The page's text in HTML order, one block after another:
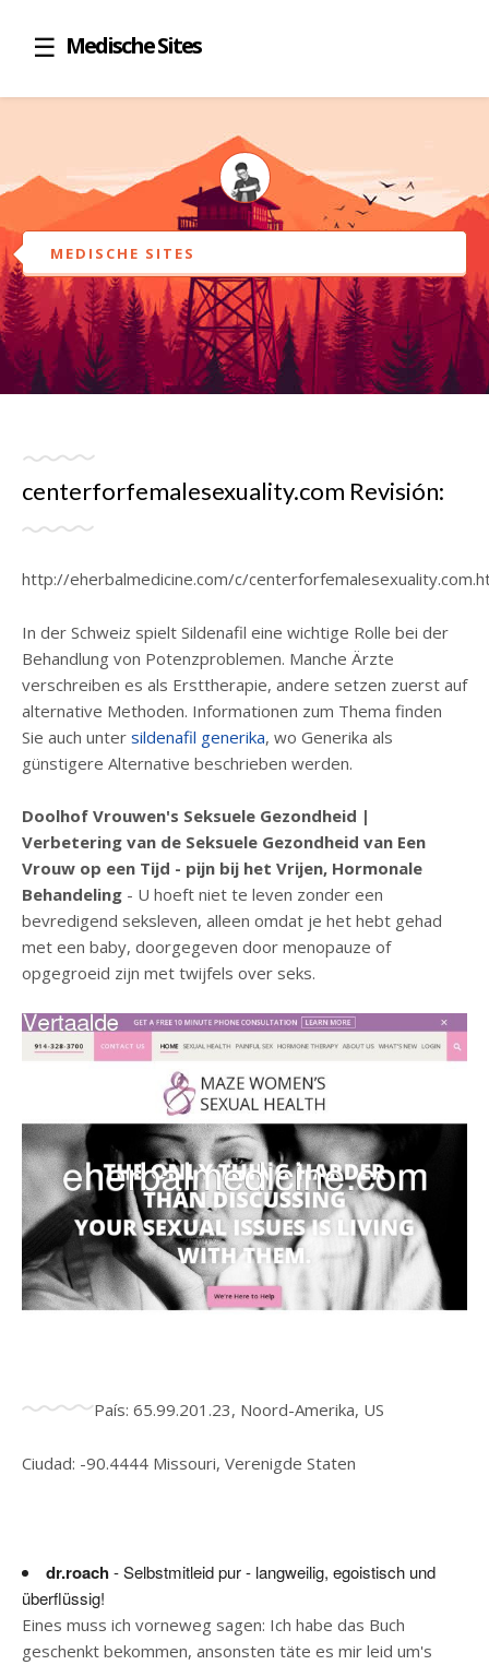
Medische Sites
MEDISCHE SITES
centerforfemalesexuality.com Revisión:
http://eherbalmedicine.com/c/
In der Schweiz spielt Sildenafil eine wichtige Rolle bei der
Behandlung von Potenzproblemen. Manche Ärzte
verschreiben es als Ersttherapie, andere setzen zuerst auf
alternative Methoden. Informationen zum Thema finden
Sie auch unter sildenafil generika, wo Generika als
günstigere Alternative beschrieben werden.
Doolhof Vrouwen's Seksuele Gezondheid |
Verbetering van de Seksuele Gezondheid van Een
Vrouw op een Tijd - pijn bij het Vrijen, Hormonale
Behandeling - U hoeft niet te leven zonder een
bevredigend seksleven, alleen omdat je het hebt gehad
met een baby, doorgegeven door menopauze of
opgegroeid zijn met twijfels over seks.
País: 65.99.201.23, Noord-Amerika, US
Ciudad: -90.4444 Missouri, Verenigde Staten
dr.roach- Selbstmitleid pur - langweilig, egoistisch und
überflüssig!
Eines muss ich vorneweg sagen: Ich habe das Buch
geschenkt bekommen, ansonsten täte es mir leid um's